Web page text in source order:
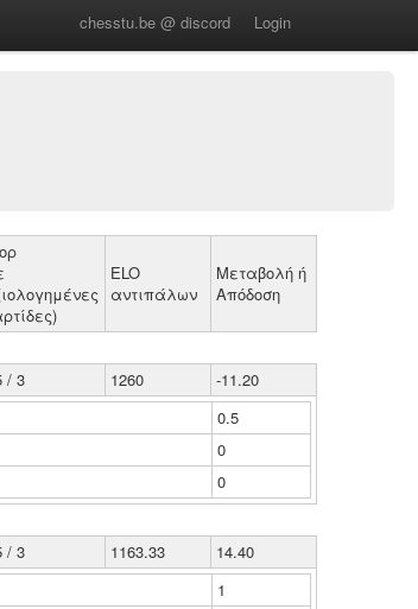
chesstu.be @ discord Login
ELO
αντιπάλων
Μεταβολή ή
Απόδοση
/ 3 1260
-11.20
0.5
0
0
/ 3 1163.33
14.40
1